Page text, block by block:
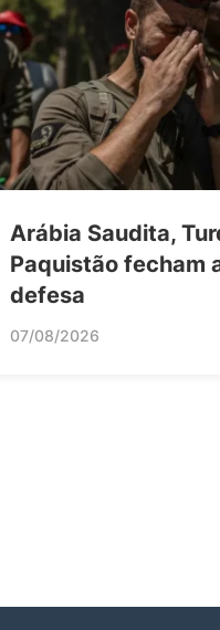
Arábia Saudita,
Paquistão fecham
defesa
07/08/2026